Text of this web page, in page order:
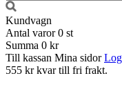
Kundvagn
Antal varor 0 st
Summa 0 kr
Till kassan Mina sidor
555 kr kvar till fri frakt.